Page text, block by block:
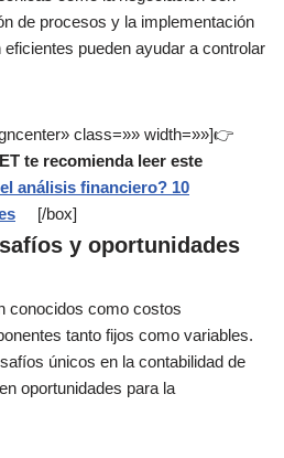
de procesos y la implementación
pueden ayudar a controlar
class=»» width=»»]👉
te recomienda leer este
análisis financiero? 10
[/box]
y oportunidades
conocidos como costos
tanto fijos como variables.
únicos en la contabilidad de
oportunidades para la